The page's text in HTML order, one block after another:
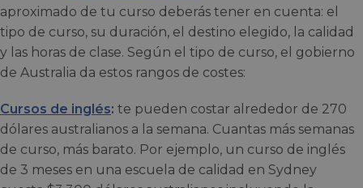
aproximado de tu curso deberás tener en cuenta: el
tipo de curso, su duración, el destino elegido, la calidad
y las horas de clase. Según el tipo de curso, el gobierno
de Australia da estos rangos de costes:
Cursos de inglés: te pueden costar alrededor de 270
dólares australianos a la semana. Cuantas más semanas
de curso, más barato. Por ejemplo, un curso de inglés
de 3 meses en una escuela de calidad en Sydney